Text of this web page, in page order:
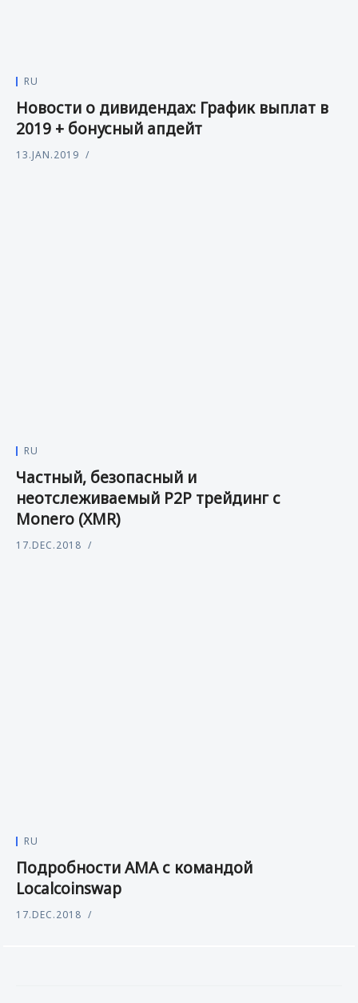
RU
Новости о дивидендах: График выплат в
2019 + бонусный апдейт
13.JAN.2019
RU
Частный, безопасный и
неотслеживаемый P2P трейдинг с
Monero (XMR)
17.DEC.2018
RU
Подробности АМА с командой
Localcoinswap
17.DEC.2018